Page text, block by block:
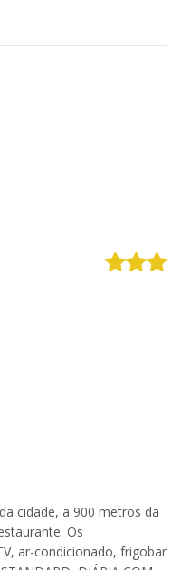
cidade, a 900 metros da
Os
ar-condicionado, frigobar